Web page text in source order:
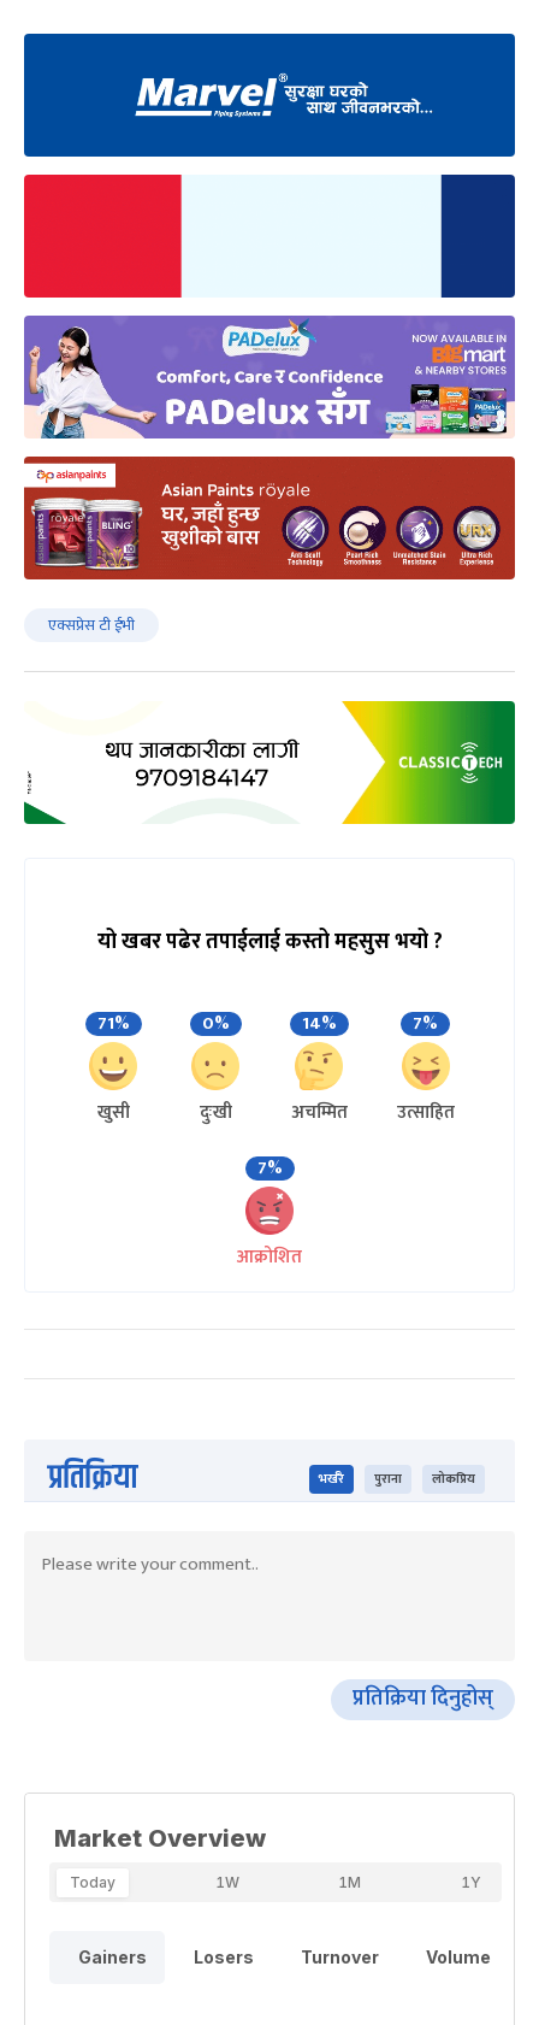
एक्सप्रेस टी ईभी
यो खबर पढेर तपाईलाई कस्तो महसुस भयो ?
71%
खुसी
0%
दुःखी
14%
अचम्मित
7%
उत्साहित
7%
आक्रोशित
प्रतिक्रिया भर्खरै पुराना लोकप्रिय
प्रतिक्रिया दिनुहोस्